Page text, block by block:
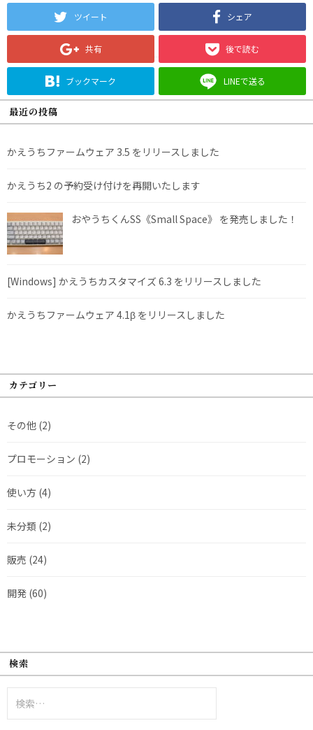
ツイート シェア
共有 後で読む
ブックマーク LINEで送る
最近の投稿
かえうちファームウェア 3.5 をリリースしました
かえうち2 の予約受け付けを再開いたします
おやうちくんSS《Small Space》 を発売しました！
[Windows] かえうちカスタマイズ 6.3 をリリースしました
かえうちファームウェア 4.1β をリリースしました
カテゴリー
その他 (2)
プロモーション (2)
使い方 (4)
未分類 (2)
販売 (24)
開発 (60)
検索
索: